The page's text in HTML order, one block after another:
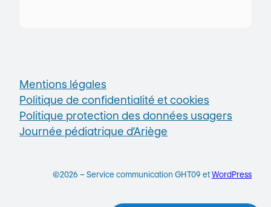
Mentions légales
Politique de confidentialité et cookies
Politique protection des données usagers
Journée pédiatrique d’Ariège
©2026 – Service communication GHT09 et WordPress